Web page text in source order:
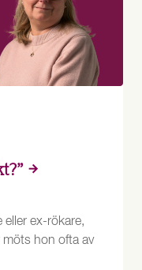
eller ex-rökare,
hon ofta av